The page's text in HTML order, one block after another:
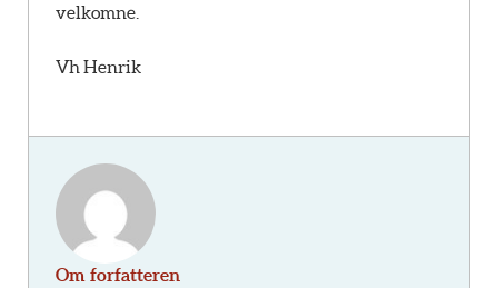
velkomne.
Vh Henrik
Om forfatteren